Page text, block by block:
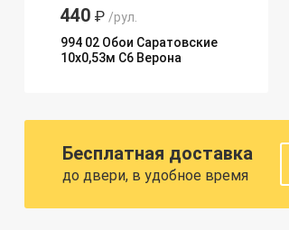
440 ₽ /рул.
994 02 Обои Саратовские
10х0,53м С6 Верона
Бесплатная доставка
до двери, в удобное время